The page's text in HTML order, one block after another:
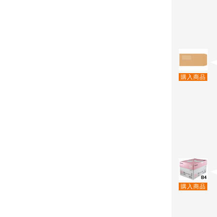
購入商品
購入商品